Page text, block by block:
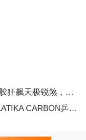
煞，反手T80试打感受
乒乓球拍试打对比